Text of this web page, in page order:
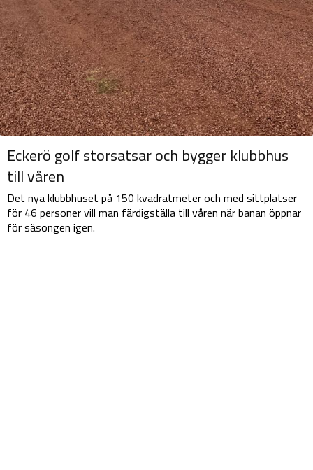
Eckerö golf storsatsar och bygger klubbhus
till våren
Det nya klubbhuset på 150 kvadratmeter och med sittplatser
för 46 personer vill man färdigställa till våren när banan öppnar
för säsongen igen.